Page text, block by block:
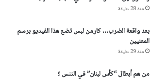
منذ 28 دقيقة
بعد واقعة الضرب… كارمن لبس تضع هذا الفيديو برسم
المعنيين
منذ 29 دقيقة
من هم أبطال “كأس لبنان” في التنس ؟